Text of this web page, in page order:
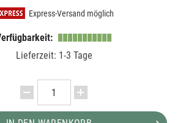
Express-Versand möglich
Lieferzeit: 1-3 Tage